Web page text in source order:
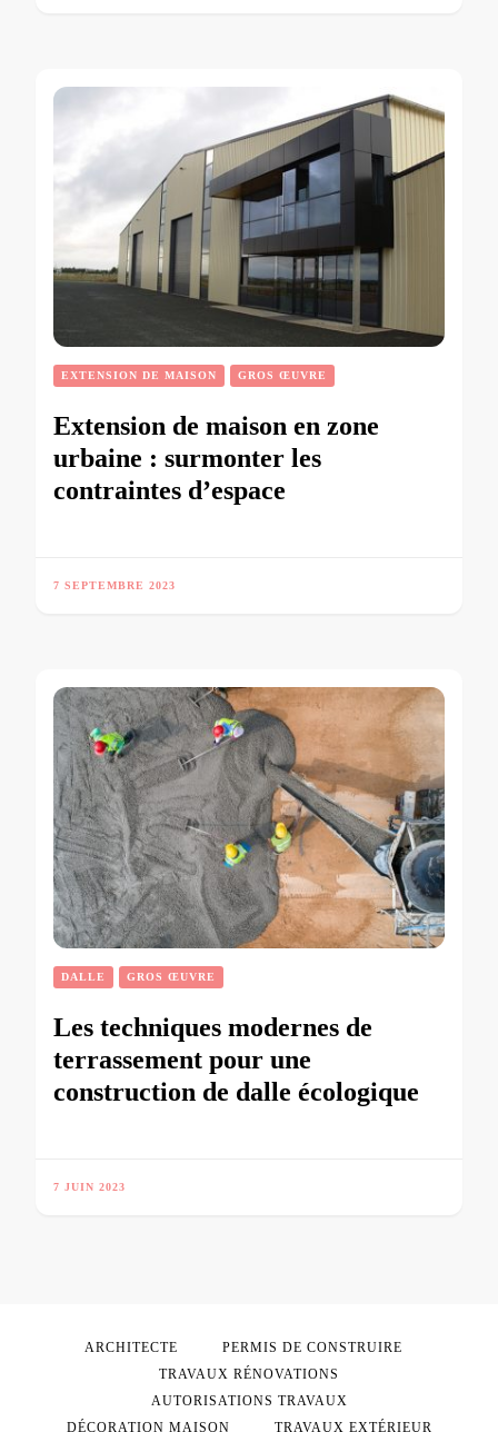
EXTENSION DE MAISON GROS ŒUVRE
Extension de maison en zone
urbaine : surmonter les
contraintes d’espace
7 SEPTEMBRE 2023
DALLE GROS ŒUVRE
Les techniques modernes de
terrassement pour une
construction de dalle écologique
7 JUIN 2023
ARCHITECTE
PERMIS DE CONSTRUIRE
TRAVAUX RÉNOVATIONS
AUTORISATIONS TRAVAUX
DÉCORATION MAISON
TRAVAUX EXTÉRIEUR